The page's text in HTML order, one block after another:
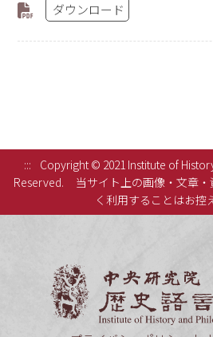
ダウンロード
:::
Copyright © 2021 Institute of
Reserved.
当サイト上の画像・文章
く利用することはお控